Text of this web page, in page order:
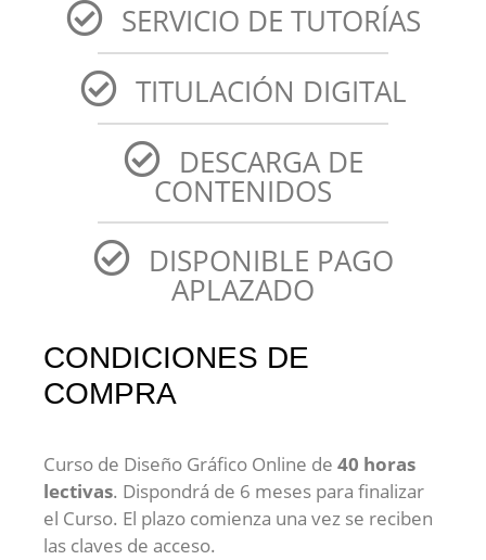
SERVICIO DE TUTORÍAS
TITULACIÓN DIGITAL
DESCARGA DE
CONTENIDOS
DISPONIBLE PAGO
APLAZADO
CONDICIONES DE
COMPRA
Curso de Diseño Gráfico Online de 40 horas
lectivas. Dispondrá de 6 meses para finalizar
el Curso. El plazo comienza una vez se reciben
las claves de acceso.